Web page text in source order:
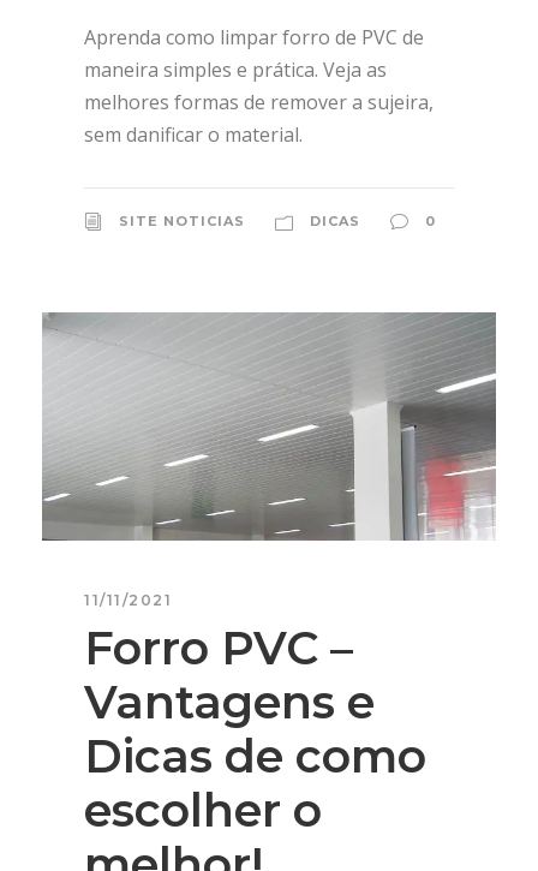
Aprenda como limpar forro de PVC de
maneira simples e prática. Veja as
melhores formas de remover a sujeira,
sem danificar o material.
SITE NOTICIAS DICAS 0
11/11/2021
Forro PVC –
Vantagens e
Dicas de como
escolher o